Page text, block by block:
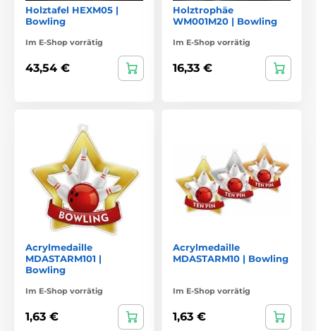
Holztafel HEXM05 |
Bowling
Im E-Shop vorrätig
43,54 €
Holztrophäe
WM001M20 | Bowling
Im E-Shop vorrätig
16,33 €
Acrylmedaille
MDASTARM101 |
Bowling
Im E-Shop vorrätig
1,63 €
Acrylmedaille
MDASTARM10 | Bowling
Im E-Shop vorrätig
1,63 €